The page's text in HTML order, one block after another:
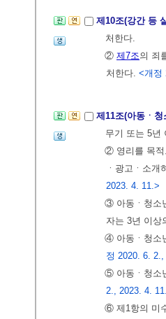
제10조(강간 등
처한다.
② 제7조의 죄
처한다. <개정
제11조(아동ㆍ
무기 또는 5년
② 영리를 목적
ㆍ광고ㆍ소
2023. 4. 11.>
③ 아동ㆍ청소
자는 3년 이
④ 아동ㆍ청소
정 2020. 6.
⑤ 아동ㆍ청소
2., 2023. 4.
⑥ 제1항의 미